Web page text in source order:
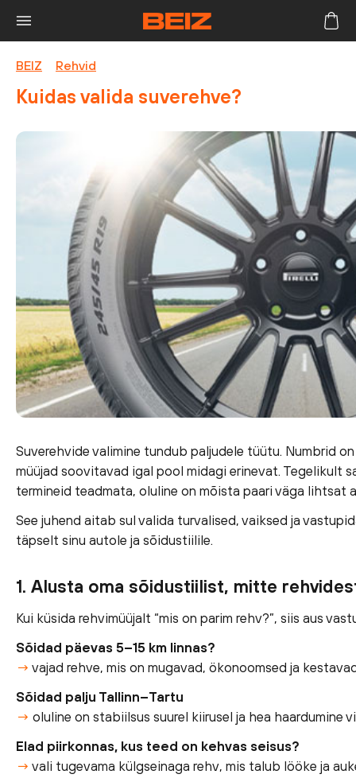
BEIZ Rehvid
Kuidas valida suverehve?
Suverehvide valimine tundub paljudele tüütu. Numbrid
müüjad soovitavad igal pool midagi erinevat. Tegelikult
termineid teadmata, oluline on mõista paari väga lihtsat
See juhend aitab sul valida turvalised, vaiksed ja
täpselt sinu autole ja sõidustiilile.
1. Alusta oma sõidustiilist, mitte
Kui küsida rehvimüüjalt “mis on parim rehv?”, siis aus
Sõidad päevas 5–15 km linnas?
→ vajad rehve, mis on mugavad, ökonoomsed ja
Sõidad palju Tallinn–Tartu
→ oluline on stabiilsus suurel kiirusel ja hea haardumine
Elad piirkonnas, kus teed on kehvas seisus?
→ vali tugevama külgseinaga rehv, mis talub lööke ja